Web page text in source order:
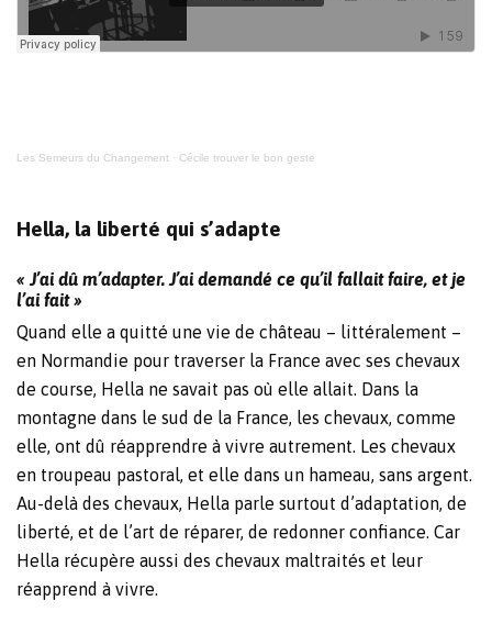
Les Semeurs du Changement · Cécile trouver le bon geste
Hella, la liberté qui s’adapte
« J’ai dû m’adapter. J’ai demandé ce qu’il fallait faire, et je
l’ai fait »
Quand elle a quitté une vie de château – littéralement –
en Normandie pour traverser la France avec ses chevaux
de course, Hella ne savait pas où elle allait. Dans la
montagne dans le sud de la France, les chevaux, comme
elle, ont dû réapprendre à vivre autrement. Les chevaux
en troupeau pastoral, et elle dans un hameau, sans argent.
Au-delà des chevaux, Hella parle surtout d’adaptation, de
liberté, et de l’art de réparer, de redonner confiance. Car
Hella récupère aussi des chevaux maltraités et leur
réapprend à vivre.